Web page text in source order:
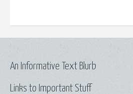
Links to Important Stuff
An Informative Text Blurb